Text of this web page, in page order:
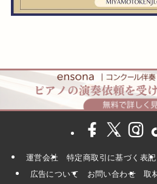
運営会社 特定商取引に基づく表記
広告について
お問い合わせ 取